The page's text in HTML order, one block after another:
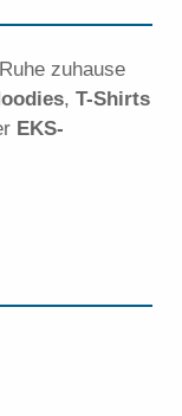
zuhause
, T-Shirts
EKS-